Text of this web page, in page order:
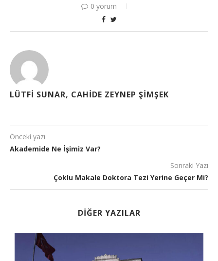
0 yorum
LÜTFI SUNAR, CAHIDE ZEYNEP ŞIMŞEK
Önceki yazı
Akademide Ne İşimiz Var?
Sonraki Yazı
Çoklu Makale Doktora Tezi Yerine Geçer Mi?
DIĞER YAZILAR